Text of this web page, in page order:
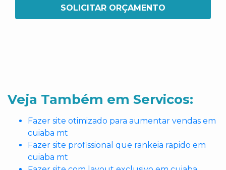
SOLICITAR ORÇAMENTO
Veja Também em Servicos:
Fazer site otimizado para aumentar vendas em
cuiaba mt
Fazer site profissional que rankeia rapido em
cuiaba mt